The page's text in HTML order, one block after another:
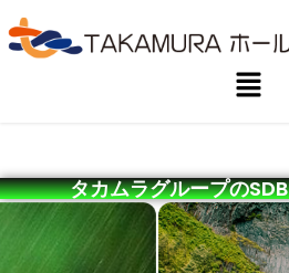
タカムラグループの